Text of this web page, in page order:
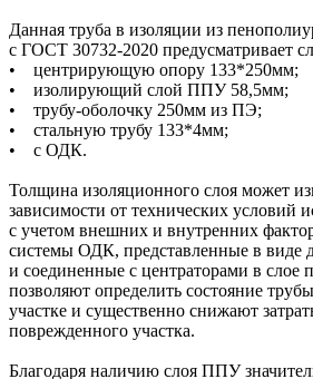
Данная труба в изоляции из
с ГОСТ 30732-2020 предусматривает
• центрирующую опору 133*250мм;
• изолирующий слой ППУ 58,5мм;
• трубу-оболочку 250мм из ПЭ;
• стальную трубу 133*4мм;
• с ОДК.
Толщина изоляционного слоя может
зависимости от технических условий
с учетом внешних и внутренних
системы ОДК, представленные в виде
и соединенные с центраторами в слое
позволяют определить состояние
участке и существенно снижают
поврежденного участка.
Благодаря наличию слоя ППУ